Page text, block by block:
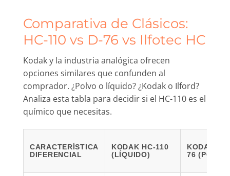
Comparativa de Clásicos:
HC-110 vs D-76 vs Ilfotec HC
Kodak y la industria analógica ofrecen
opciones similares que confunden al
comprador. ¿Polvo o líquido? ¿Kodak o Ilford?
Analiza esta tabla para decidir si el HC-110 es el
químico que necesitas.
CARACTERÍSTICA
DIFERENCIAL
KODAK HC-110
(LÍQUIDO)
KODAK D-
76